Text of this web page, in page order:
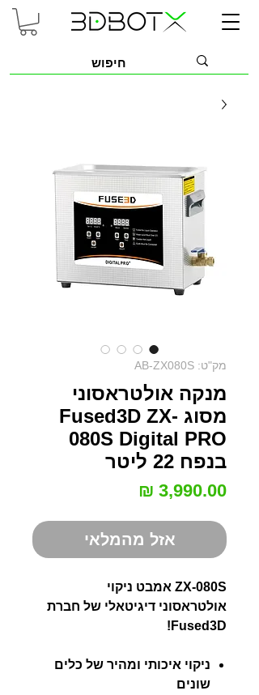
מק"ט: AB-ZX080S
מנקה אולטראסוני
מסוג Fused3D ZX-
080S Digital PRO
בנפח 22 ליטר
אזל מהמלאי
ZX-080S אמבט ניקוי
אולטראסוני דיגיטאלי של חברת
Fused3D!
ניקוי איכותי ומהיר של כלים
שונים